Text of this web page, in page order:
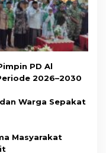
PD Al
2026–2030
Warga Sepakat
Masyarakat